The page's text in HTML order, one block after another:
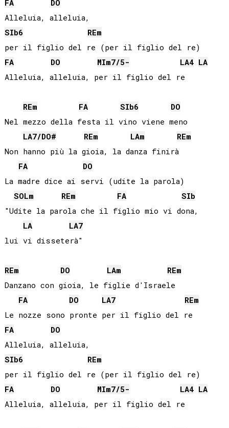
FA
DO
SIb6 REm
FA
DO MIm7/5- LA4 LA
Alleluia, alleluia, per il figlio del re
REm FA SIb6
DO
Nel mezzo della festa il vino viene meno
LA7/DO# REm LAm REm
Non hanno più la gioia, la danza finirà
FA
DO
La madre dice ai servi (udite la parola)
SOLm REm FA
SIb
"Udite la parola che il figlio mio vi dona,
LA
LA7
lui vi disseterà"
REm DO LAm REm
Danzano con gioia, le figlie d'Israele
FA
DO LA7 REm
FA
DO
SIb6 REm
FA
DO MIm7/5- LA4 LA
Alleluia, alleluia, per il figlio del re